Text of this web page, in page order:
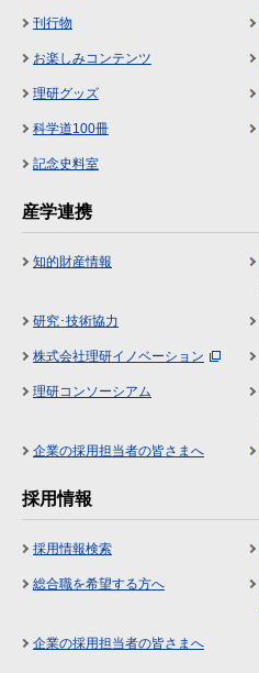
刊行物
お楽しみコンテンツ
理研グッズ
科学道100冊
記念史料室
産学連携
知的財産情報
研究･技術協力
株式会社理研イノベーション
理研コンソーシアム
企業の採用担当者の皆さまへ
採用情報
採用情報検索
総合職を希望する方へ
企業の採用担当者の皆さまへ